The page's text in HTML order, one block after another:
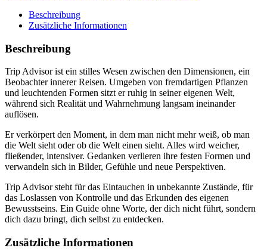
Beschreibung
Zusätzliche Informationen
Beschreibung
Trip Advisor ist ein stilles Wesen zwischen den Dimensionen, ein
Beobachter innerer Reisen. Umgeben von fremdartigen Pflanzen
und leuchtenden Formen sitzt er ruhig in seiner eigenen Welt,
während sich Realität und Wahrnehmung langsam ineinander
auflösen.
Er verkörpert den Moment, in dem man nicht mehr weiß, ob man
die Welt sieht oder ob die Welt einen sieht. Alles wird weicher,
fließender, intensiver. Gedanken verlieren ihre festen Formen und
verwandeln sich in Bilder, Gefühle und neue Perspektiven.
Trip Advisor steht für das Eintauchen in unbekannte Zustände, für
das Loslassen von Kontrolle und das Erkunden des eigenen
Bewusstseins. Ein Guide ohne Worte, der dich nicht führt, sondern
dich dazu bringt, dich selbst zu entdecken.
Zusätzliche Informationen